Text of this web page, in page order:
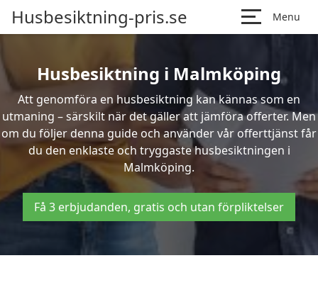
Husbesiktning-pris.se Menu
Husbesiktning i Malmköping
Att genomföra en husbesiktning kan kännas som en
utmaning – särskilt när det gäller att jämföra offerter. Men
om du följer denna guide och använder vår offerttjänst får
du den enklaste och tryggaste husbesiktningen i
Malmköping.
Få 3 erbjudanden, gratis och utan förpliktelser